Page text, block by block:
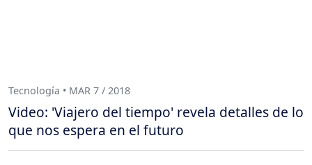
Tecnología • MAR 7 / 2018
Video: 'Viajero del tiempo' revela detalles de lo
que nos espera en el futuro